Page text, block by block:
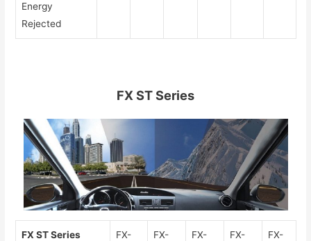
Energy
Rejected
FX ST Series
FX ST Series
FX-
FX-
FX-
FX-
FX-